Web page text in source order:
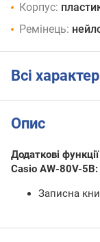
Корпус:
Ремінець:
Всі
Опис
Додаткові
Casio AW-80V-5B:
Записна